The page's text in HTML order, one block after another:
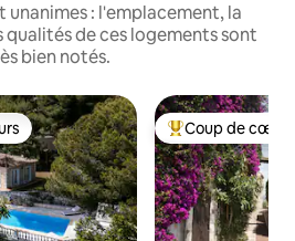
unanimes : l'emplacement, la
de ces logements sont
bien notés.
Coup de cœur
Coup de cœur